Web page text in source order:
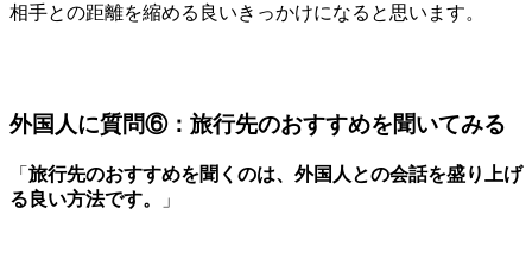
相手との距離を縮める良いきっかけになると思います。
外国人に質問⑥：旅行先のおすすめを聞いてみる
「 旅行先のおすすめを聞くのは、外国人との会話を盛り上げ
る良い方法です。
」